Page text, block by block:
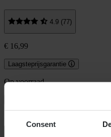
Consent
4.9 (77)
€ 16,99
Laagsteprijsgarantie
Op voorraad